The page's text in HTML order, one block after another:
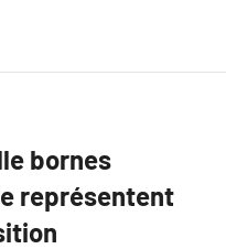
bornes
représentent